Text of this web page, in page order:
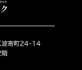
波寄町24-14
階